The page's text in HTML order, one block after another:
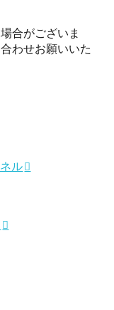
合がございま
わせお願いいた
ル